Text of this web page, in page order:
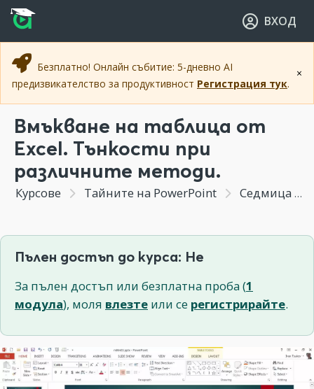
Прескочи към основното съдържание
Прескочи към навигацията
ВХОД
×
Безплатно! Онлайн събитие: 5-дневно AI
предизвикателство за продуктивност Регистрация тук.
Вмъкване на таблица от
Excel. Тънкости при
различните методи.
Курсове Тайните на PowerPoint Седмица 4 - Таблици и диаграми. Как да превърнем "сухите" числа в най-интересната част от презентацията.
Пълен достъп до курса: Не
За пълен достъп или безплатна проба (1
модула), моля влезте или се регистрирайте.